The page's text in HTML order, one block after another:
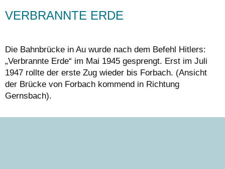
VERBRANNTE ERDE
Die Bahnbrücke in Au wurde nach dem Befehl Hitlers:
„Verbrannte Erde“ im Mai 1945 gesprengt. Erst im Juli
1947 rollte der erste Zug wieder bis Forbach. (Ansicht
der Brücke von Forbach kommend in Richtung
Gernsbach).